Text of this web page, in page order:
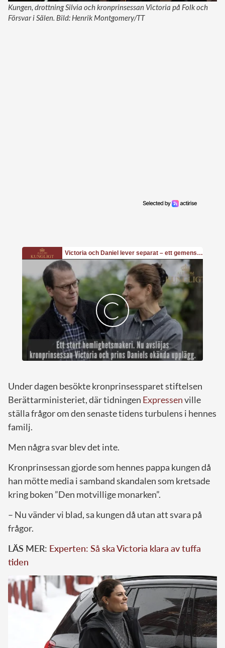
Kungen, drottning Silvia och kronprinsessan Victoria på Folk och
Försvar i Sälen. Bild: Henrik Montgomery/TT
Under dagen besökte kronprinsessparet stiftelsen
Berättarministeriet, där tidningen Expressenville
ställa frågor om den senaste tidens turbulens i hennes
familj.
Men några svar blev det inte.
Kronprinsessan gjorde som hennes pappa kungen då
han mötte media i samband skandalen som kretsade
kring boken ”Den motvillige monarken”.
– Nu vänder vi blad, sa kungen då utan att svara på
frågor.
LÄS MER: Experten: Så ska Victoria klara av tuffa
tiden